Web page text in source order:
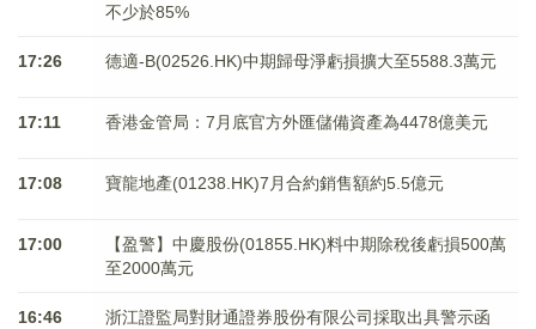
不少於85%
17:26 德適-B(02526.HK)中期歸母淨虧損擴大至5588.3萬元
17:11 香港金管局：7月底官方外匯儲備資產為4478億美元
17:08 寶龍地產(01238.HK)7月合約銷售額約5.5億元
17:00
【盈警】中慶股份(01855.HK)料中期除稅後虧損500萬
至2000萬元
16:46
浙江證監局對財通證券股份有限公司採取出具警示函